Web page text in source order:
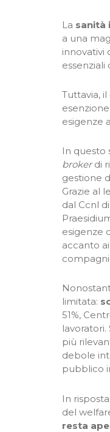
La sanità
a una
innovativi
essenziali
Tuttavia,
esigenze
In questo
brokerdi
gestione
Grazie al
dal Ccnl
esigenze
accanto
limitata:
51%,
più
debole
pubblico
In
del
resta